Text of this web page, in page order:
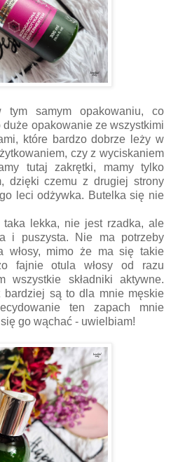
samym opakowaniu, co
duże opakowanie ze wszystkimi
które bardzo dobrze leży w
czy z wyciskaniem
tutaj zakrętki, mamy tylko
dzięki czemu z drugiej strony
leci odżywka. Butelka się nie
taka lekka, nie jest rzadka, ale
i puszysta. Nie ma potrzeby
włosy, mimo że ma się takie
fajnie otula włosy od razu
wszystkie składniki aktywne.
bardziej są to dla mnie męskie
ten zapach mnie
go wąchać - uwielbiam!